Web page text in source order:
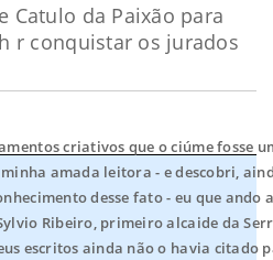
Catulo da Paixão para
r conquistar os jurados
criativos que o ciúme fosse
amada leitora - e descobri,
desse fato - eu que ando
Ribeiro, primeiro alcaide da
escritos ainda não o havia citado